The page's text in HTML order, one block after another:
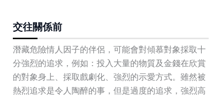
交往關係前
潛藏危險情人因子的伴侶，可能會對傾慕對象採取十
分強烈的追求，例如：投入大量的物質及金錢在欣賞
的對象身上、採取戲劇化、強烈的示愛方式。雖然被
熱烈追求是令人陶醉的事，但是過度的追求，強烈高